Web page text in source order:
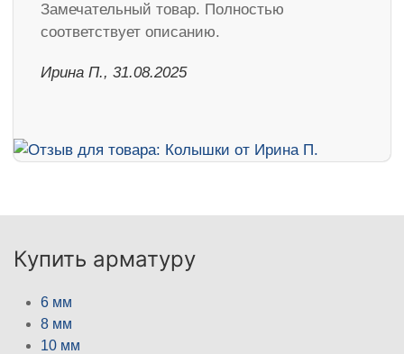
Замечательный товар. Полностью
соответствует описанию.
Ирина П., 31.08.2025
Купить арматуру
6 мм
8 мм
10 мм